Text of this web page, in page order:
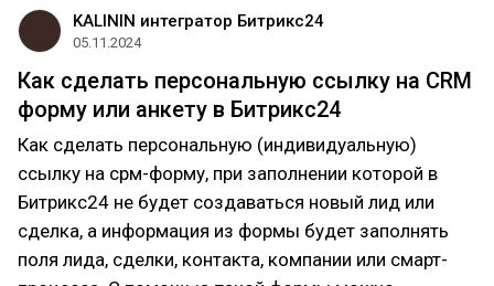
KALININ интегратор Битрикс24
05.11.2024
Как сделать персональную ссылку на CRM
форму или анкету в Битрикс24
Как сделать персональную (индивидуальную)
ссылку на срм-форму, при заполнении которой в
Битрикс24 не будет создаваться новый лид или
сделка, а информация из формы будет заполнять
поля лида, сделки, контакта, компании или смарт-